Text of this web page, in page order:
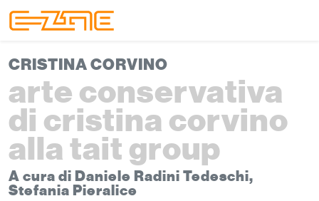
CRISTINA CORVINO
arte conservativa
di cristina corvino
alla tait group
A cura di Daniele Radini Tedeschi,
Stefania Pieralice